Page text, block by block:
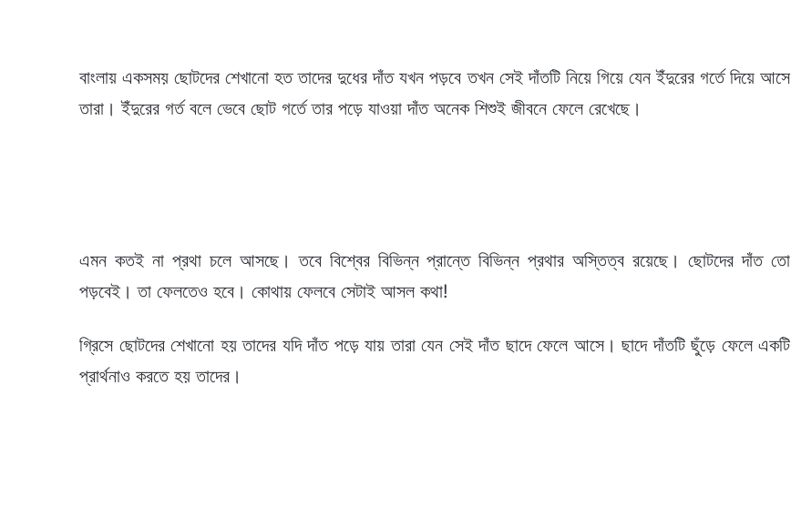
বাংলায় একসময় ছোটদের শেখানো হত তাদের দুধের দাঁত যখন পড়বে তখন সেই দাঁতটি নিয়ে গিয়ে যেন ইঁদুরের গর্তে দিয়ে আসে
তারা। ইঁদুরের গর্ত বলে ভেবে ছোট গর্তে তার পড়ে যাওয়া দাঁত অনেক শিশুই জীবনে ফেলে রেখেছে।
এমন কতই না প্রথা চলে আসছে। তবে বিশ্বের বিভিন্ন প্রান্তে বিভিন্ন প্রথার অস্তিত্ব রয়েছে। ছোটদের দাঁত তো
পড়বেই। তা ফেলতেও হবে। কোথায় ফেলবে সেটাই আসল কথা!
গ্রিসে ছোটদের শেখানো হয় তাদের যদি দাঁত পড়ে যায় তারা যেন সেই দাঁত ছাদে ফেলে আসে। ছাদে দাঁতটি ছুঁড়ে ফেলে একটি
প্রার্থনাও করতে হয় তাদের।